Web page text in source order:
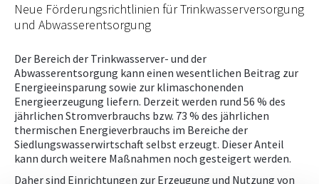
DAS INGENIEURBÜRO
MITGLIEDER­VERZEICHNIS
SERVICE
Neue Förderungsrichtlinien für Trinkwasserversorgung
und Abwasserentsorgung
Der Bereich der Trinkwasserver- und der
Abwasserentsorgung kann einen wesentlichen Beitrag zur
Energieeinsparung sowie zur klimaschonenden
Energieerzeugung liefern. Derzeit werden rund 56 % des
jährlichen Stromverbrauchs bzw. 73 % des jährlichen
thermischen Energieverbrauchs im Bereiche der
Siedlungswasserwirtschaft selbst erzeugt. Dieser Anteil
kann durch weitere Maßnahmen noch gesteigert werden.
Daher sind Einrichtungen zur Erzeugung und Nutzung von